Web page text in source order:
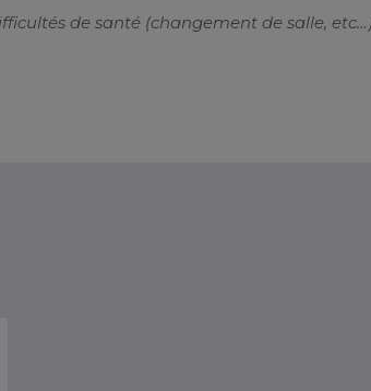
de santé (changement de salle,